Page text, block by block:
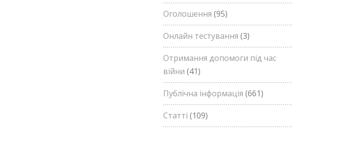
Оголошення (95)
Онлайн тестування (3)
Отримання допомоги під час
війни (41)
Публічна інформація (661)
Статті (109)